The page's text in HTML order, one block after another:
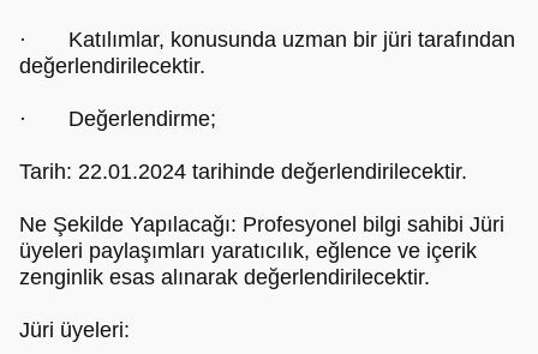
· Katılımlar, konusunda uzman bir jüri tarafından
değerlendirilecektir.
· Değerlendirme;
Tarih: 22.01.2024 tarihinde değerlendirilecektir.
Ne Şekilde Yapılacağı: Profesyonel bilgi sahibi Jüri
üyeleri paylaşımları yaratıcılık, eğlence ve içerik
zenginlik esas alınarak değerlendirilecektir.
Jüri üyeleri: